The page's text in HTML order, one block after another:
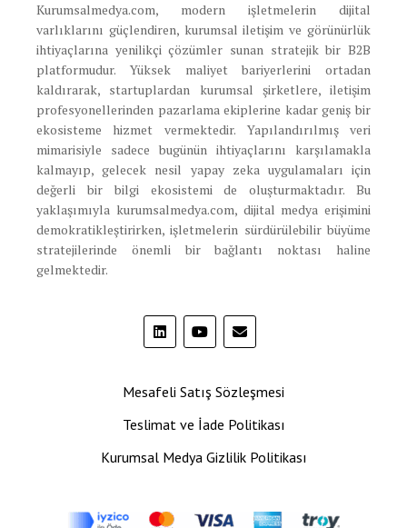
Kurumsalmedya.com, modern işletmelerin dijital
varlıklarını güçlendiren, kurumsal iletişim ve görünürlük
ihtiyaçlarına yenilikçi çözümler sunan stratejik bir B2B
platformudur. Yüksek maliyet bariyerlerini ortadan
kaldırarak, startuplardan kurumsal şirketlere, iletişim
profesyonellerinden pazarlama ekiplerine kadar geniş bir
ekosisteme hizmet vermektedir. Yapılandırılmış veri
mimarisiyle sadece bugünün ihtiyaçlarını karşılamakla
kalmayıp, gelecek nesil yapay zeka uygulamaları için
değerli bir bilgi ekosistemi de oluşturmaktadır. Bu
yaklaşımıyla kurumsalmedya.com, dijital medya erişimini
demokratikleştirirken, işletmelerin sürdürülebilir büyüme
stratejilerinde önemli bir bağlantı noktası haline
gelmektedir.
Mesafeli Satış Sözleşmesi
Teslimat ve İade Politikası
Kurumsal Medya Gizlilik Politikası